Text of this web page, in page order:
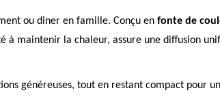
ou diner en famille. Conçu en fonte de
à maintenir la chaleur, assure une diffusion
généreuses, tout en restant compact pour